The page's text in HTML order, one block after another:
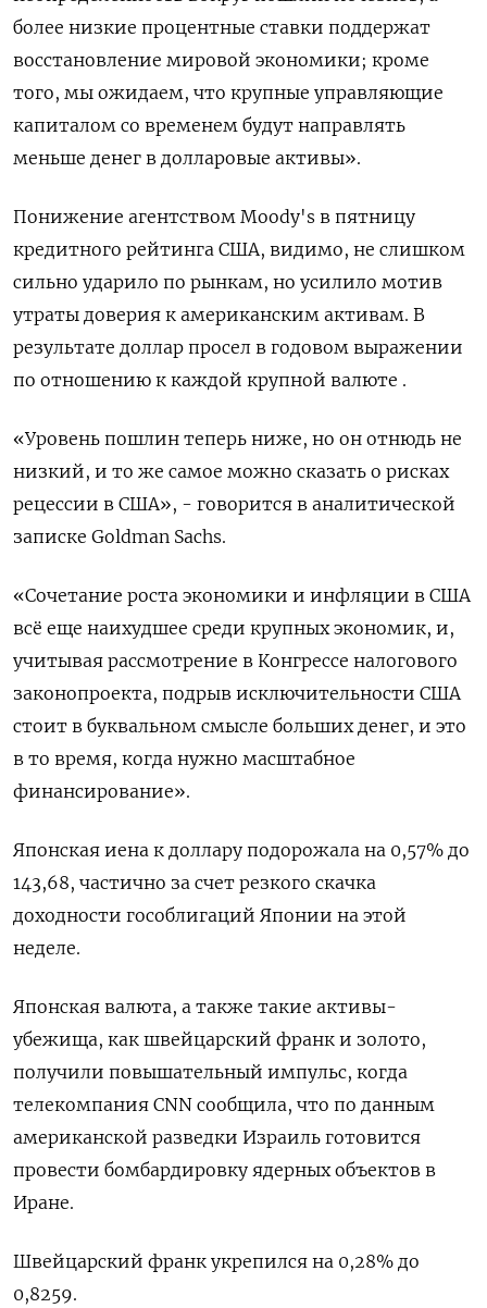
более низкие процентные ставки поддержат
восстановление мировой экономики; кроме
того, мы ожидаем, что крупные управляющие
капиталом со временем будут направлять
меньше денег в долларовые активы».
Понижение агентством Moody's в пятницу
кредитного рейтинга США, видимо, не слишком
сильно ударило по рынкам, но усилило мотив
утраты доверия к американским активам. В
результате доллар просел в годовом выражении
по отношению к каждой крупной валюте .
«Уровень пошлин теперь ниже, но он отнюдь не
низкий, и то же самое можно сказать о рисках
рецессии в США», - говорится в аналитической
записке Goldman Sachs.
«Сочетание роста экономики и инфляции в США
всё еще наихудшее среди крупных экономик, и,
учитывая рассмотрение в Конгрессе налогового
законопроекта, подрыв исключительности США
стоит в буквальном смысле больших денег, и это
в то время, когда нужно масштабное
финансирование».
Японская иена к доллару подорожала на 0,57%​ до
143,68, частично за счет резкого скачка
доходности гособлигаций Японии на этой
неделе.
Японская валюта, а также такие активы-
убежища, как швейцарский франк и золото,
получили повышательный импульс, когда
телекомпания CNN сообщила, что по данным
американской разведки Израиль готовится
провести бомбардировку ядерных объектов в
Иране.
Швейцарский франк укрепился на 0,28% до
0,8259​.